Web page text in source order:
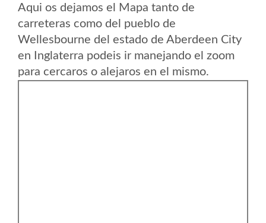
Aqui os dejamos el Mapa tanto de
carreteras como del pueblo de
Wellesbourne del estado de Aberdeen City
en Inglaterra podeis ir manejando el zoom
para cercaros o alejaros en el mismo.